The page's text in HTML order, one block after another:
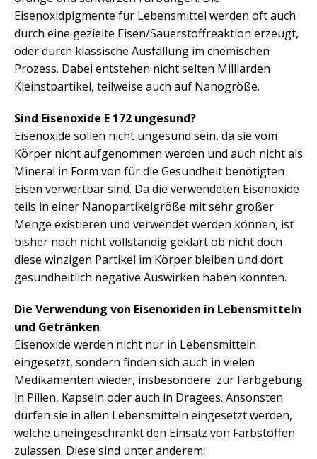
Eisenoxidpigmente für Lebensmittel werden oft auch
durch eine gezielte Eisen/Sauerstoffreaktion erzeugt,
oder durch klassische Ausfällung im chemischen
Prozess. Dabei entstehen nicht selten Milliarden
Kleinstpartikel, teilweise auch auf Nanogröße.
Sind Eisenoxide E 172 ungesund?
Eisenoxide sollen nicht ungesund sein, da sie vom
Körper nicht aufgenommen werden und auch nicht als
Mineral in Form von für die Gesundheit benötigten
Eisen verwertbar sind. Da die verwendeten Eisenoxide
teils in einer Nanopartikelgröße mit sehr großer
Menge existieren und verwendet werden können, ist
bisher noch nicht vollständig geklärt ob nicht doch
diese winzigen Partikel im Körper bleiben und dort
gesundheitlich negative Auswirken haben könnten.
Die Verwendung von Eisenoxiden in Lebensmitteln
und Getränken
Eisenoxide werden nicht nur in Lebensmitteln
eingesetzt, sondern finden sich auch in vielen
Medikamenten wieder, insbesondere zur Farbgebung
in Pillen, Kapseln oder auch in Dragees. Ansonsten
dürfen sie in allen Lebensmitteln eingesetzt werden,
welche uneingeschränkt den Einsatz von Farbstoffen
zulassen. Diese sind unter anderem: